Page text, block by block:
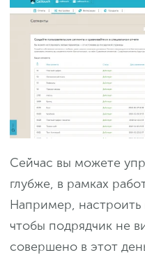
Сейчас вы можете
глубже, в рамках
Например, настроить
чтобы подрядчик не
совершено в этот